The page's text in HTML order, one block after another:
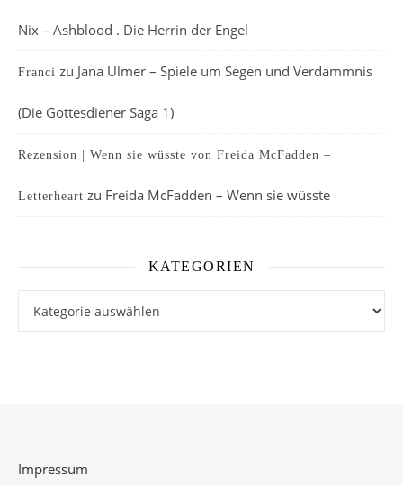
Nix – Ashblood . Die Herrin der Engel
Franci zu Jana Ulmer – Spiele um Segen und Verdammnis
(Die Gottesdiener Saga 1)
Rezension | Wenn sie wüsste von Freida McFadden –
Letterheart zu Freida McFadden – Wenn sie wüsste
KATEGORIEN
Impressum